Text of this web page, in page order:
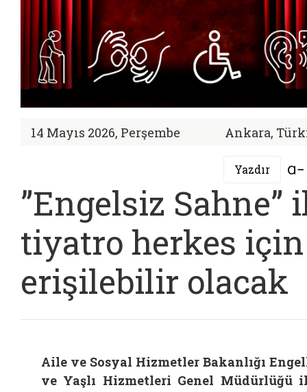
14 Mayıs 2026, Perşembe Ankara,
Yazdır
”Engelsiz Sahne”
tiyatro herkes için
erişilebilir olacak
Aile ve Sosyal Hizmetler Bakanlığı
ve Yaşlı Hizmetleri Genel Müdürlüğü